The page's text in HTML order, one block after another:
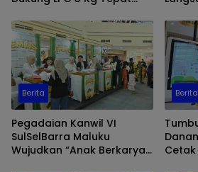
Berita
Pegadaian Kanwil VI
SulSelBarra Maluku
Wujudkan “Anak Berkarya,
Berita